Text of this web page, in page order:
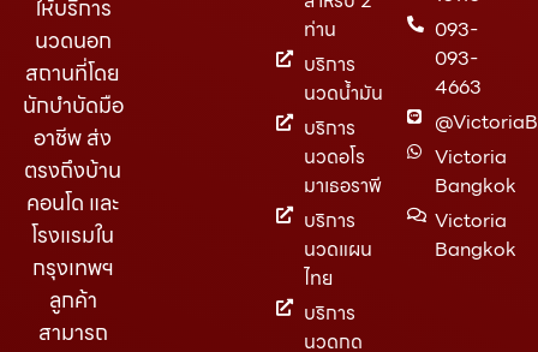
ให้บริการ
นวดนอก
สถานที่โดย
นักบำบัดมือ
อาชีพ ส่ง
ตรงถึงบ้าน
คอนโด และ
โรงแรมใน
กรุงเทพฯ
ลูกค้า
สามารถ
ท่าน
บริการ
นวดน้ำมัน
บริการ
นวดอโร
มาเธอราพี
บริการ
นวดแผน
ไทย
บริการ
นวดกด
093-
093-
4663
Victoria
Bangkok
Victoria
Bangkok